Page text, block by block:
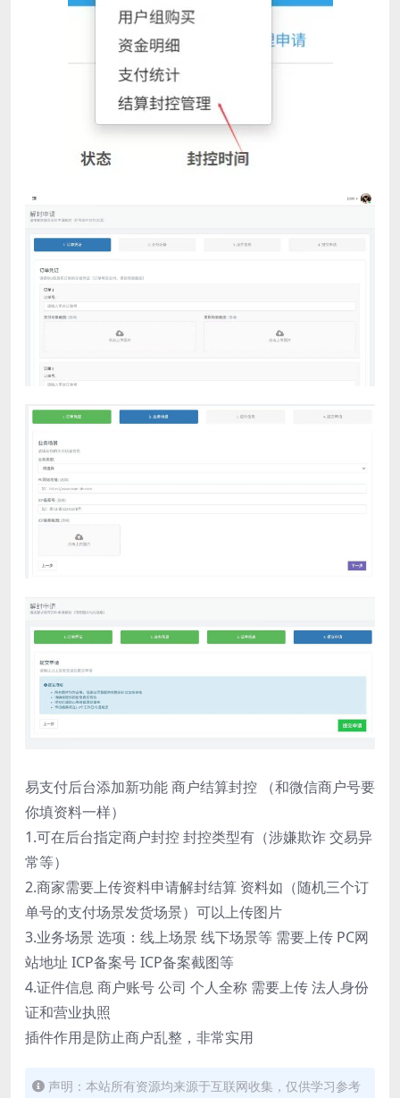
易支付后台添加新功能 商户结算封控 （和微信商户号要
你填资料一样）
1.可在后台指定商户封控 封控类型有（涉嫌欺诈 交易异
常等）
2.商家需要上传资料申请解封结算 资料如（随机三个订
单号的支付场景发货场景）可以上传图片
3.业务场景 选项：线上场景 线下场景等 需要上传 PC网
站地址 ICP备案号 ICP备案截图等
4.证件信息 商户账号 公司 个人全称 需要上传 法人身份
证和营业执照
插件作用是防止商户乱整，非常实用
声明：本站所有资源均来源于互联网收集，仅供学习参考